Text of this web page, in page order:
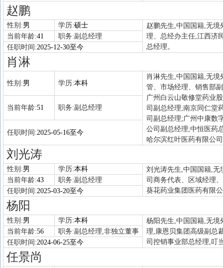
赵鹏
性别:男 学历:硕士
赵鹏先生,中国国籍,无境
理、总经办主任,江西济
总经理。
当前年龄:41 职务:副总经理
任职时间:2025-12-30至今
肖淋
性别:男 学历:本科
肖淋先生,中国国籍,无境
管、市场经理、销售部
广州白云山敬修堂药业
司副总经理;南京同仁堂
司副总经理;广州中康数
公司副总经理;中恒医药
哈尔滨红叶医药有限公
当前年龄:51 职务:副总经理
任职时间:2025-05-16至今
刘光涛
性别:男 学历:本科
刘光涛先生,中国国籍,无
司商务代表、区域经理
葵花药业集团医药有限
当前年龄:43 职务:副总经理
任职时间:2025-03-20至今
杨阳
性别:男 学历:本科
杨阳先生,中国国籍,无境
理,康恩贝集团高级副总
司控销事业部总经理,叮
当前年龄:56 职务:副总经理,非独立董事
任职时间:2024-06-25至今
任景尚